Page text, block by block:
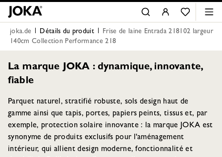
joka.de Détails du produit
Frise de laine Entrada 218102 largeur
140cm Collection Performance 218
La marque JOKA : dynamique, innovante,
fiable
Parquet naturel, stratifié robuste, sols design haut de
gamme ainsi que tapis, portes, papiers peints, tissus et, par
exemple, protection solaire innovante : la marque JOKA est
synonyme de produits exclusifs pour l'aménagement
intérieur, qui allient design moderne, fonctionnalité et